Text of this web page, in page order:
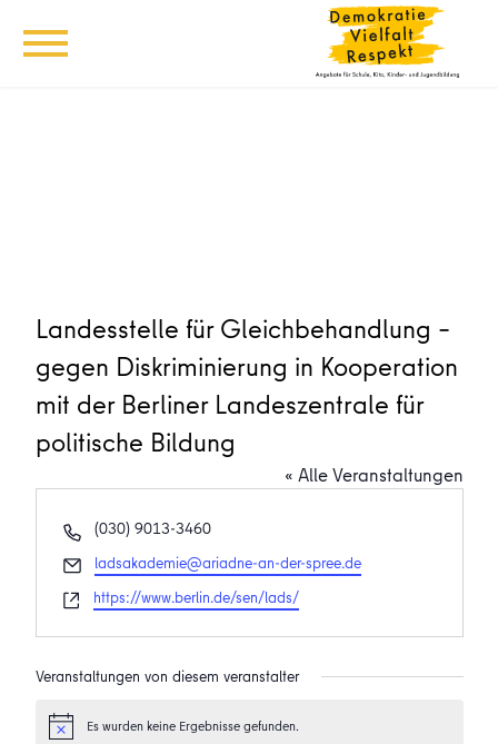
Landesstelle für Gleichbehandlung –
gegen Diskriminierung in Kooperation
mit der Berliner Landeszentrale für
politische Bildung
« Alle Veranstaltungen
Telefon
(030) 9013-3460
Email
ladsakademie@ariadne-an-der-spree.de
Webseite
https://www.berlin.de/sen/lads/
Veranstaltungen von diesem veranstalter
HinweisEs wurden keine Ergebnisse gefunden.